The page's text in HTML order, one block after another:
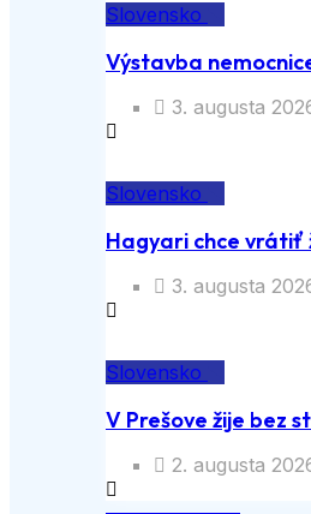
Slovensko
Výstavba
3. augusta
Slovensko
Hagyari chce vrátiť
3. augusta
Slovensko
V Prešove žije bez
2. augusta